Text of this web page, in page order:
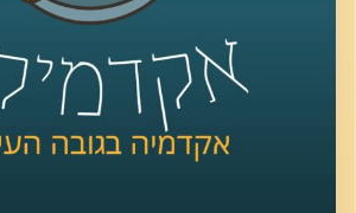
לשיחה עם ד"ר הדס אראל על רובוטים
לשיחה עם ד"ר הדס אראל על היתרונות
ברובוטיים –לחצו כאן